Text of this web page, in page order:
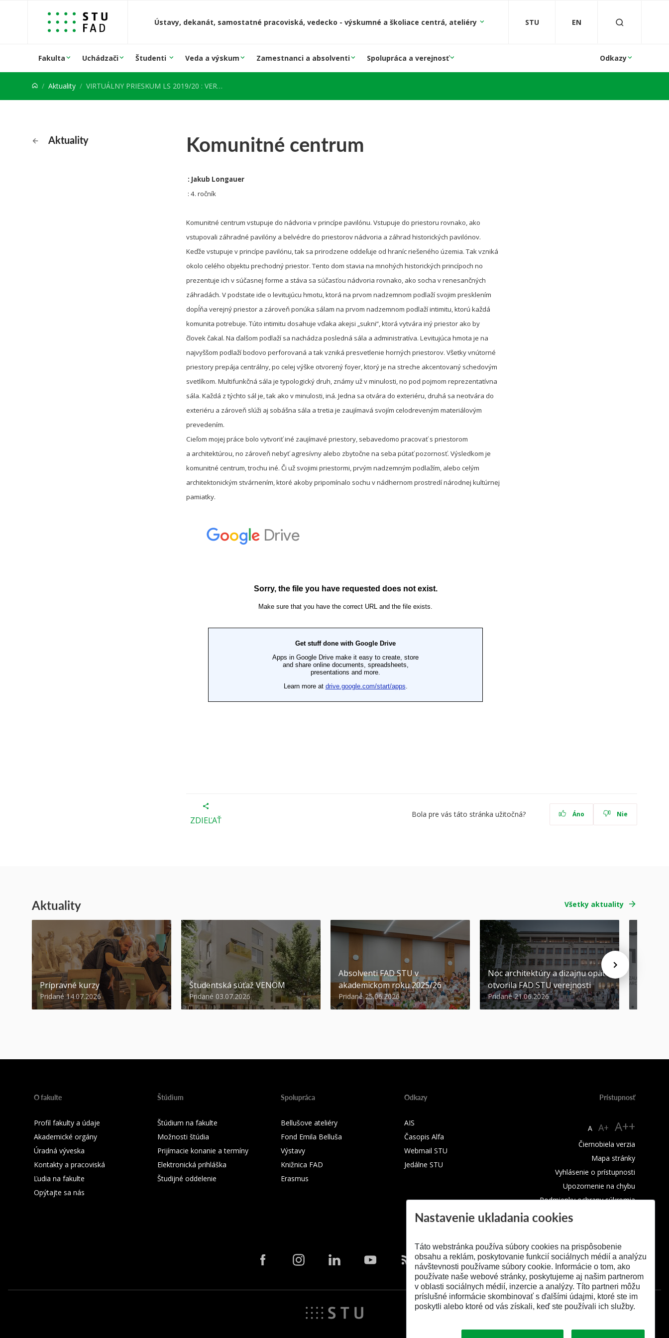
Prejsť na obsah
Ústavy, dekanát, samostatné pracoviská, vedecko - výskumné a školiace centrá, ateliéry STU EN
Fakulta Uchádzači Študenti Veda a výskum Zamestnanci a absolventi Spolupráca a verejnosť Odkazy
Aktuality VIRTUÁLNY PRIESKUM LS 2019/20 : VERTIKÁLNE ATELIÉRY
Aktuality Komunitné centrum
: Jakub Longauer
: 4. ročník
Komunitné centrum vstupuje do nádvoria v princípe pavilónu. Vstupuje do priestoru rovnako, ako
vstupovali záhradné pavilóny a belvédre do priestorov nádvoria a záhrad historických pavilónov.
Keďže vstupuje v princípe pavilónu, tak sa prirodzene oddeľuje od hraníc riešeného územia. Tak vzniká
okolo celého objektu prechodný priestor. Tento dom stavia na mnohých historických princípoch no
prezentuje ich v súčasnej forme a stáva sa súčasťou nádvoria rovnako, ako socha v renesančných
záhradách. V podstate ide o levitujúcu hmotu, ktorá na prvom nadzemnom podlaží svojim presklením
dopĺňa verejný priestor a zároveň ponúka sálam na prvom nadzemnom podlaží intimitu, ktorú každá
komunita potrebuje. Túto intimitu dosahuje vďaka akejsi „sukni“, ktorá vytvára iný priestor ako by
človek čakal. Na ďalšom podlaží sa nachádza posledná sála a administratíva. Levitujúca hmota je na
najvyššom podlaží bodovo perforovaná a tak vzniká presvetlenie horných priestorov. Všetky vnútorné
priestory prepája centrálny, po celej výške otvorený foyer, ktorý je na streche akcentovaný schedovým
svetlíkom. Multifunkčná sála je typologický druh, známy už v minulosti, no pod pojmom reprezentatívna
sála. Každá z týchto sál je, tak ako v minulosti, iná. Jedna sa otvára do exteriéru, druhá sa neotvára do
exteriéru a zároveň slúži aj sobášna sála a tretia je zaujímavá svojím celodreveným materiálovým
prevedením.
Cieľom mojej práce bolo vytvoriť iné zaujímavé priestory, sebavedomo pracovať s priestorom
a architektúrou, no zároveň nebyť agresívny alebo zbytočne na seba pútať pozornosť. Výsledkom je
komunitné centrum, trochu iné. Či už svojimi priestormi, prvým nadzemným podlažím, alebo celým
architektonickým stvárnením, ktoré akoby pripomínalo sochu v nádhernom prostredí národnej kultúrnej
pamiatky.
ZDIEĽAŤ
Bola pre vás táto stránka užitočná? Áno Nie
Aktuality Všetky aktuality
Prípravné kurzy
Pridané 14.07.2026
Študentská súťaž VENOM
Pridané 03.07.2026
Absolventi FAD STU v
akademickom roku 2025/26
Pridané 25.06.2026
Noc architektúry a dizajnu opäť
otvorila FAD STU verejnosti
Pridané 21.06.2026
O fakulte
Profil fakulty a údaje
Akademické orgány
Úradná výveska
Kontakty a pracoviská
Ľudia na fakulte
Opýtajte sa nás
Štúdium
Štúdium na fakulte
Možnosti štúdia
Prijímacie konanie a termíny
Elektronická prihláška
Študijné oddelenie
Spolupráca
Bellušove ateliéry
Fond Emila Belluša
Výstavy
Knižnica FAD
Erasmus
Odkazy
AIS
Časopis Alfa
Webmail STU
Jedálne STU
Prístupnosť
A A+ A++
Čiernobiela verzia
Mapa stránky
Vyhlásenie o prístupnosti
Upozornenie na chybu
Podmienky ochrany súkromia
Nastavenie ukladania cookies
Táto webstránka používa súbory cookies na prispôsobenie
obsahu a reklám, poskytovanie funkcií sociálnych médií a analýzu
návštevnosti používame súbory cookie. Informácie o tom, ako
používate naše webové stránky, poskytujeme aj našim partnerom
v oblasti sociálnych médií, inzercie a analýzy. Títo partneri môžu
príslušné informácie skombinovať s ďalšími údajmi, ktoré ste im
poskytli alebo ktoré od vás získali, keď ste používali ich služby.